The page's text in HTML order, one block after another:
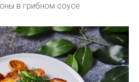
в грибном соусе